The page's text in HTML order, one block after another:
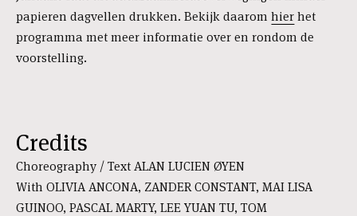
papieren dagvellen drukken. Bekijk daarom hierhet
programma met meer informatie over en rondom de
voorstelling.
Credits
Choreography / Text ALAN LUCIEN ØYEN
With OLIVIA ANCONA, ZANDER CONSTANT, MAI LISA
GUINOO, PASCAL MARTY, LEE YUAN TU, TOM